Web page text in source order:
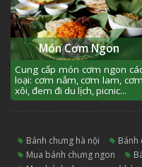
Món Cơm Ngon
Cung cấp món cơm ngon
loại: cơm nắm, cơm lam, cơm
xôi, đem đi du lịch, picnic...
bánh chưng hà nội
mua bánh chưng ngon